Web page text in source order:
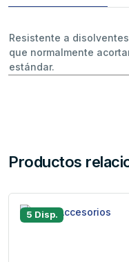
Resistente a
que normalmente
estándar.
Productos
5 Disp.